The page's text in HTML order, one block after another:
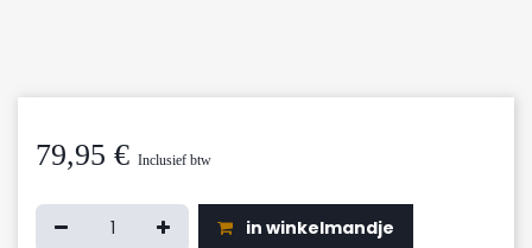
79,95 € Inclusief btw
in winkelmandje